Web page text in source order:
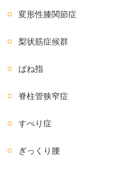
変形性膝関節症
梨状筋症候群
ばね指
脊柱管狭窄症
すべり症
ぎっくり腰